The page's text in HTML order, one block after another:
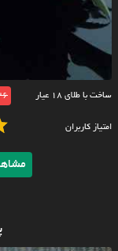
ساخت با طلای ۱۸ عیار
امتیاز کاربران